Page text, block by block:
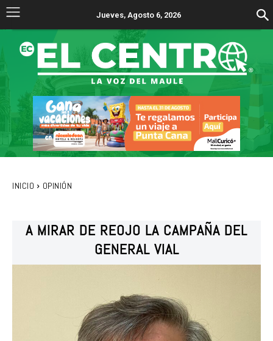
Jueves, Agosto 6, 2026
INICIO OPINIÓN
A MIRAR DE REOJO LA CAMPAÑA DEL
GENERAL VIAL